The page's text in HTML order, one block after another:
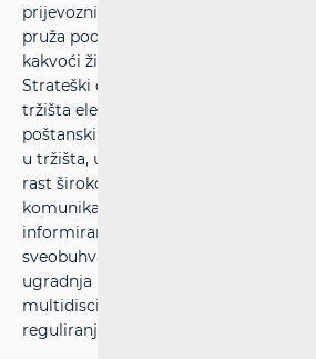
prijevoznicima uz pravedne uvjete za
pruža podršku ekonomskom rastu,
kakvoći života u RH primjenom
Strateški ciljevi HAKOM-a su
tržišta elektroničkih komunikacija te
poštanskih usluga, podržavanje rasta
u tržišta, učinkovita uporaba
rast širokopojasnih usluga, velika
komunikacijskih, željezničkih i
informiranje korisnika, izgradnja
sveobuhvatnog informacijskog
ugradnja učinkovitih procesa te
multidisciplinarnih stručnosti i znanja
reguliranja tržišta.